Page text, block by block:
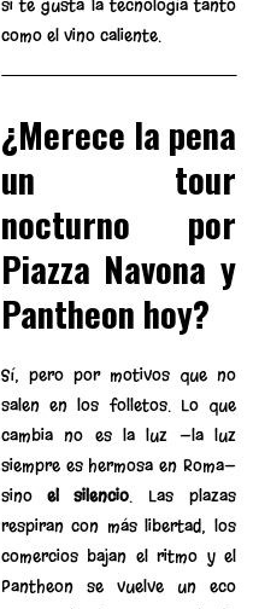
si te gusta la tecnología tanto
como el vino caliente.
¿Merece la pena
un tour
nocturno por
Piazza Navona y
Pantheon hoy?
Sí, pero por motivos que no
salen en los folletos. Lo que
cambia no es la luz —la luz
siempre es hermosa en Roma—
sino el silencio. Las plazas
respiran con más libertad, los
comercios bajan el ritmo y el
Pantheon se vuelve un eco